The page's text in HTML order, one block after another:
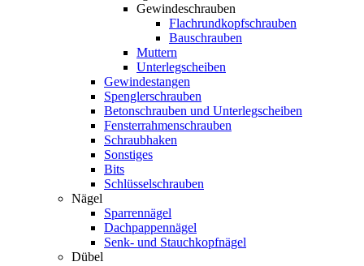
Gewindeschrauben
Flachrundkopfschrauben
Bauschrauben
Muttern
Unterlegscheiben
Gewindestangen
Spenglerschrauben
Betonschrauben und Unterlegscheiben
Fensterrahmenschrauben
Schraubhaken
Sonstiges
Bits
Schlüsselschrauben
Nägel
Sparrennägel
Dachpappennägel
Senk- und Stauchkopfnägel
Dübel